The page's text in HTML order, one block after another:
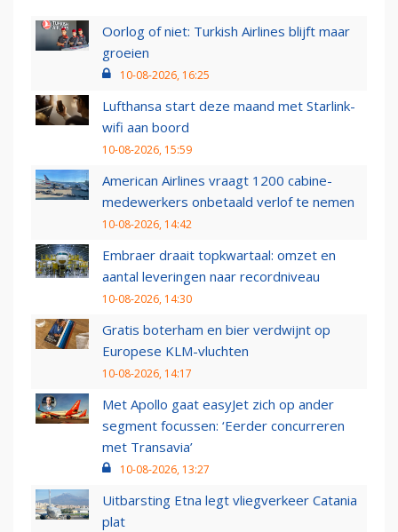
Oorlog of niet: Turkish Airlines blijft maar
groeien
10-08-2026, 16:25
Lufthansa start deze maand met Starlink-
wifi aan boord
10-08-2026, 15:59
American Airlines vraagt 1200 cabine-
medewerkers onbetaald verlof te nemen
10-08-2026, 14:42
Embraer draait topkwartaal: omzet en
aantal leveringen naar recordniveau
10-08-2026, 14:30
Gratis boterham en bier verdwijnt op
Europese KLM-vluchten
10-08-2026, 14:17
Met Apollo gaat easyJet zich op ander
segment focussen: ‘Eerder concurreren
met Transavia’
10-08-2026, 13:27
Uitbarsting Etna legt vliegverkeer Catania
plat